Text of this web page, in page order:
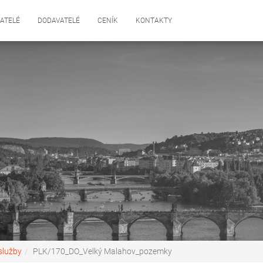
DODAVATELÉ CENÍK KONTAKTY
PLK/170_DO_Velký Malahov_pozemky